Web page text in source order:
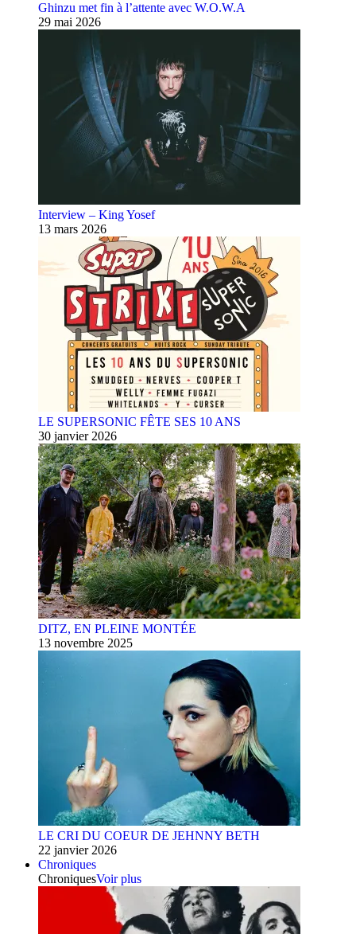
Ghinzu met fin à l’attente avec W.O.W.A
29 mai 2026
Interview – King Yosef
13 mars 2026
LE SUPERSONIC FÊTE SES 10 ANS
30 janvier 2026
DITZ, EN PLEINE MONTÉE
13 novembre 2025
LE CRI DU COEUR DE JEHNNY BETH
22 janvier 2026
Chroniques
ChroniquesVoir plus